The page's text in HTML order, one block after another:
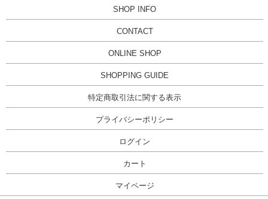
SHOP INFO
CONTACT
ONLINE SHOP
SHOPPING GUIDE
特定商取引法に関する表示
プライバシーポリシー
ログイン
カート
マイページ